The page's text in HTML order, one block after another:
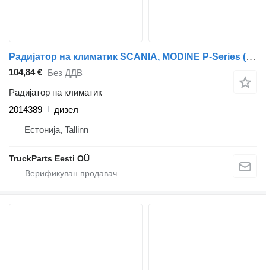
Радијатор на климатик SCANIA, MODINE P-Series (01.04-12.17) 2014389 за камион влекач Scania P,G,R,T-series (2004-2017)
104,84 € Без ДДВ
Радијатор на климатик
2014389
дизел
Естонија, Tallinn
TruckParts Eesti OÜ